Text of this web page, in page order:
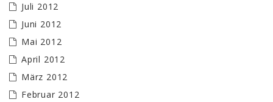
Juli 2012
Juni 2012
Mai 2012
April 2012
März 2012
Februar 2012